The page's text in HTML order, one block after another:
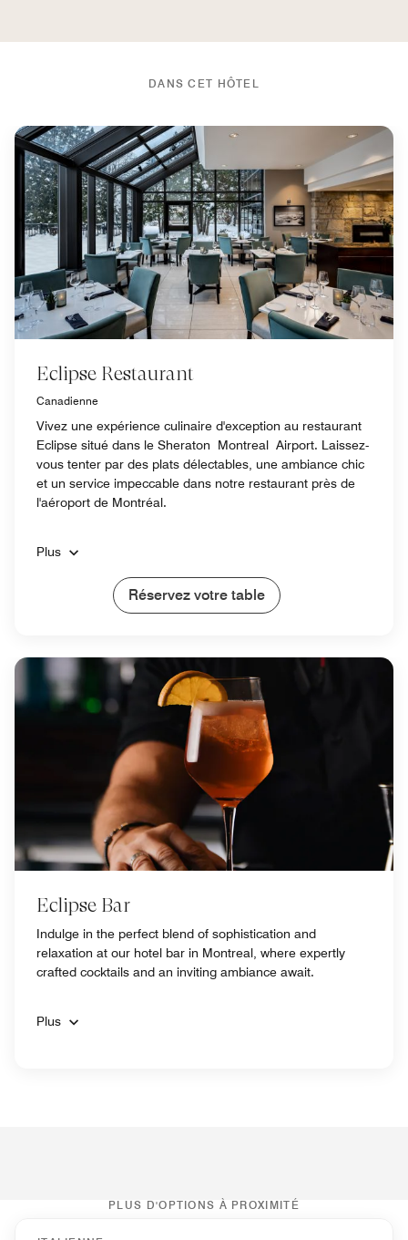
DANS CET HÔTEL
Eclipse Restaurant
Canadienne
Vivez une expérience culinaire d'exception au restaurant
Eclipse situé dans le Sheraton Montreal Airport. Laissez-
vous tenter par des plats délectables, une ambiance chic
et un service impeccable dans notre restaurant près de
l'aéroport de Montréal.
Plus
Réservez votre table
Eclipse Bar
Indulge in the perfect blend of sophistication and
relaxation at our hotel bar in Montreal, where expertly
crafted cocktails and an inviting ambiance await.
Plus
PLUS D'OPTIONS À PROXIMITÉ